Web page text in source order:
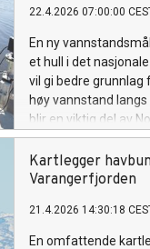
22.4.2026 07:00:00
En ny
et hull i det
vil gi bedre
høy vannstand
blir en viktig del av
Kartlegger
Varangerfjorden
21.4.2026 14:30:18
En omfattende